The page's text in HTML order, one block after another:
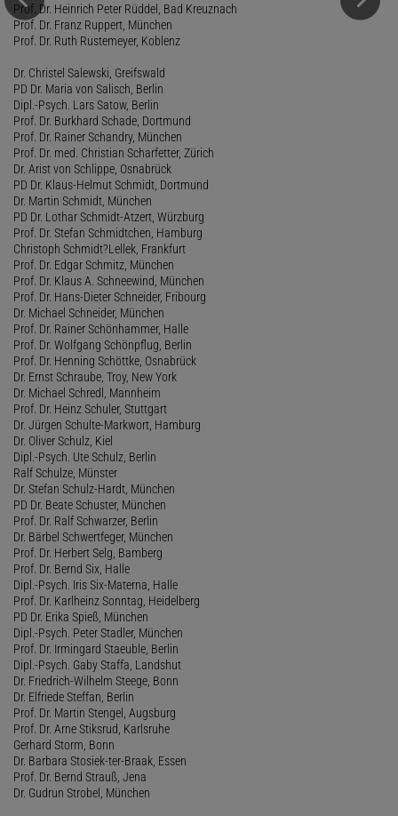
Prof. Dr. Heinrich Peter Rüddel, Bad Kreuznach
Prof. Dr. Franz Ruppert, München
Prof. Dr. Ruth Rustemeyer, Koblenz
Dr. Christel Salewski, Greifswald
PD Dr. Maria von Salisch, Berlin
Dipl.-Psych. Lars Satow, Berlin
Prof. Dr. Burkhard Schade, Dortmund
Prof. Dr. Rainer Schandry, München
Prof. Dr. med. Christian Scharfetter, Zürich
Dr. Arist von Schlippe, Osnabrück
PD Dr. Klaus-Helmut Schmidt, Dortmund
Dr. Martin Schmidt, München
PD Dr. Lothar Schmidt-Atzert, Würzburg
Prof. Dr. Stefan Schmidtchen, Hamburg
Christoph Schmidt?Lellek, Frankfurt
Prof. Dr. Edgar Schmitz, München
Prof. Dr. Klaus A. Schneewind, München
Prof. Dr. Hans-Dieter Schneider, Fribourg
Dr. Michael Schneider, München
Prof. Dr. Rainer Schönhammer, Halle
Prof. Dr. Wolfgang Schönpflug, Berlin
Prof. Dr. Henning Schöttke, Osnabrück
Dr. Ernst Schraube, Troy, New York
Dr. Michael Schredl, Mannheim
Prof. Dr. Heinz Schuler, Stuttgart
Dr. Jürgen Schulte-Markwort, Hamburg
Dr. Oliver Schulz, Kiel
Dipl.-Psych. Ute Schulz, Berlin
Ralf Schulze, Münster
Dr. Stefan Schulz-Hardt, München
PD Dr. Beate Schuster, München
Prof. Dr. Ralf Schwarzer, Berlin
Dr. Bärbel Schwertfeger, München
Prof. Dr. Herbert Selg, Bamberg
Prof. Dr. Bernd Six, Halle
Dipl.-Psych. Iris Six-Materna, Halle
Prof. Dr. Karlheinz Sonntag, Heidelberg
PD Dr. Erika Spieß, München
Dipl.-Psych. Peter Stadler, München
Prof. Dr. Irmingard Staeuble, Berlin
Dipl.-Psych. Gaby Staffa, Landshut
Dr. Friedrich-Wilhelm Steege, Bonn
Dr. Elfriede Steffan, Berlin
Prof. Dr. Martin Stengel, Augsburg
Prof. Dr. Arne Stiksrud, Karlsruhe
Gerhard Storm, Bonn
Dr. Barbara Stosiek-ter-Braak, Essen
Prof. Dr. Bernd Strauß, Jena
Dr. Gudrun Strobel, München